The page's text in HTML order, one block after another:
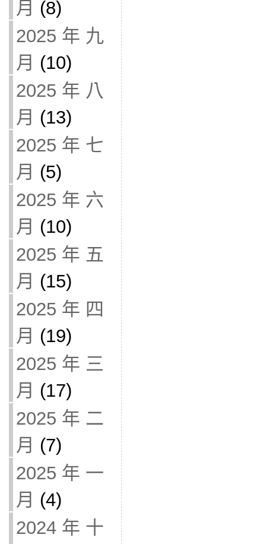
月 (8)
2025 年 九
月 (10)
2025 年 八
月 (13)
2025 年 七
月 (5)
2025 年 六
月 (10)
2025 年 五
月 (15)
2025 年 四
月 (19)
2025 年 三
月 (17)
2025 年 二
月 (7)
2025 年 一
月 (4)
2024 年 十